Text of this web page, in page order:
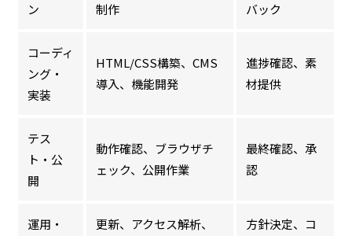
ン
制作
バック
コーディ
ング・
実装
HTML/CSS構築、CMS
導入、機能開発
進捗確認、素
材提供
テス
ト・公
開
動作確認、ブラウザチ
ェック、公開作業
最終確認、承
認
運用・
更新、アクセス解析、
方針決定、コ